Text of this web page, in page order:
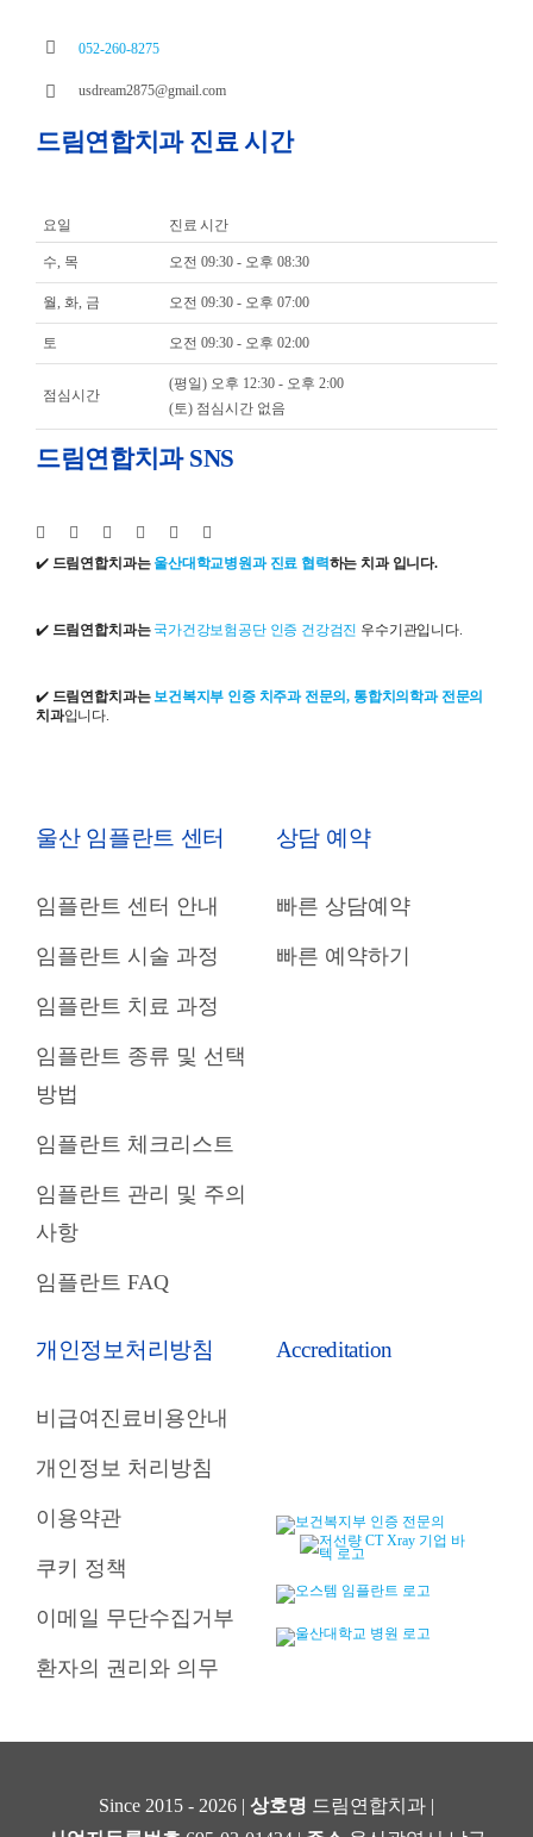
052-260-8275
usdream2875@gmail.com
드림연합치과 진료 시간
요일 진료 시간
수, 목 오전 09:30 - 오후 08:30
월, 화, 금 오전 09:30 - 오후 07:00
토 오전 09:30 - 오후 02:00
점심시간
(평일) 오후 12:30 - 오후 2:00
(토) 점심시간 없음
드림연합치과 SNS
✔️ 드림연합치과는 울산대학교병원과 진료 협력하는 치과 입니다.
✔️ 드림연합치과는 국가건강보험공단 인증 건강검진 우수기관입니다.
✔️ 드림연합치과는 보건복지부 인증 치주과 전문의, 통합치의학과 전문의
치과입니다.
울산 임플란트 센터
임플란트 센터 안내
임플란트 시술 과정
임플란트 치료 과정
임플란트 종류 및 선택
방법
임플란트 체크리스트
임플란트 관리 및 주의
사항
임플란트 FAQ
상담 예약
빠른 상담예약
빠른 예약하기
개인정보처리방침
비급여진료비용안내
개인정보 처리방침
이용약관
쿠키 정책
이메일 무단수집거부
환자의 권리와 의무
Accreditation
Since 2015 - 2026 | 상호명 드림연합치과 |